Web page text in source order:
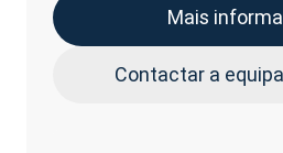
Mais
Contactar a